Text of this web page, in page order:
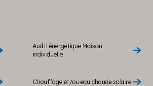
Audit énergétique Maison
individuelle
Chauffage et/ou eau chaude solaire